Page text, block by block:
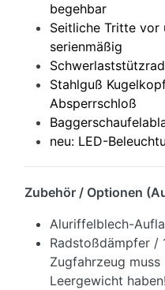
begehbar
Seitliche Tritte vor
serienmäßig
Schwerlaststützrad
Stahlguß
Absperrschloß
neu: LED-
Zubehör / Optionen
Aluriffelblech-
Radstoßdämpfer /
Zugfahrzeug muss
Leergewicht